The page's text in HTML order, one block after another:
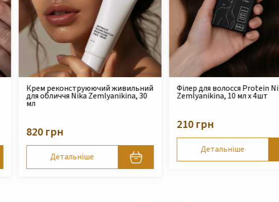
Філер для волосся Protein Nika
Zemlyanikina, 10 мл x 4шт
210 грн
Детальніше
Безсульфатний
шампунь для сухого та
пошкодженого волосся Nika
490 грн
Детальніше